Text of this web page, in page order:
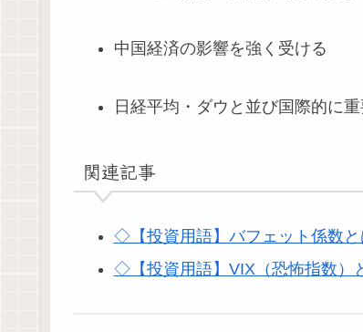
中国経済の影響を強く受ける
日経平均・ダウと並び国際的に
関連記事
◇【投資用語】バフェット係数
◇【投資用語】VIX（恐怖指数）